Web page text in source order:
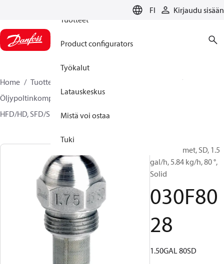
FI
Kirjaudu sisään
Tuotteet
Product configurators
Työkalut
Latauskeskus
Mistä voi ostaa
Tuki
Home Tuotteet
Öljypoltinkomponentit
HFD/HD, SFD/SD
030F8028
Öljysuuttimet, SD, 1.5
gal/h, 5.84 kg/h, 80 °,
Solid
030F80
28
1.50GAL 80SD